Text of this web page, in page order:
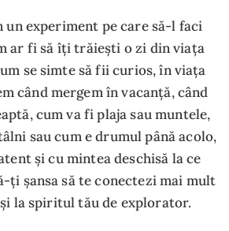
experiment pe care să-l faci
ar fi să îți trăiești o zi din viața
se simte să fii curios, în viața
când mergem în vacanță, când
cum va fi plaja sau muntele,
sau cum e drumul până acolo,
și cu mintea deschisă la ce
ți șansa să te conectezi mai mult
la spiritul tău de explorator.